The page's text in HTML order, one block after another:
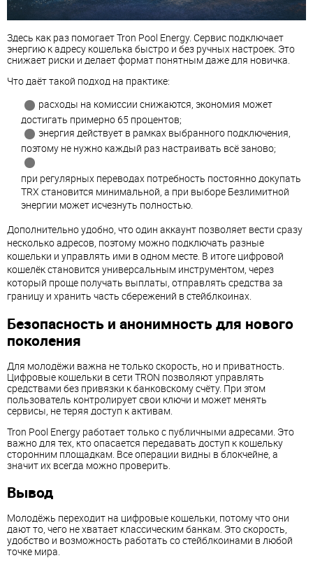
Здесь как раз помогает Tron Pool Energy. Сервис подключает
энергию к адресу кошелька быстро и без ручных настроек. Это
снижает риски и делает формат понятным даже для новичка.
Что даёт такой подход на практике:
расходы на комиссии снижаются, экономия может
достигать примерно 65 процентов;
энергия действует в рамках выбранного подключения,
поэтому не нужно каждый раз настраивать всё заново;
при регулярных переводах потребность постоянно докупать
TRX становится минимальной, а при выборе Безлимитной
энергии может исчезнуть полностью.
Дополнительно удобно, что один аккаунт позволяет вести сразу
несколько адресов, поэтому можно подключать разные
кошельки и управлять ими в одном месте. В итоге цифровой
кошелёк становится универсальным инструментом, через
который проще получать выплаты, отправлять средства за
границу и хранить часть сбережений в стейблкоинах.
Безопасность и анонимность для нового
поколения
Для молодёжи важна не только скорость, но и приватность.
Цифровые кошельки в сети TRON позволяют управлять
средствами без привязки к банковскому счёту. При этом
пользователь контролирует свои ключи и может менять
сервисы, не теряя доступ к активам.
Tron Pool Energy работает только с публичными адресами. Это
важно для тех, кто опасается передавать доступ к кошельку
сторонним площадкам. Все операции видны в блокчейне, а
значит их всегда можно проверить.
Вывод
Молодёжь переходит на цифровые кошельки, потому что они
дают то, чего не хватает классическим банкам. Это скорость,
удобство и возможность работать со стейблкоинами в любой
точке мира.